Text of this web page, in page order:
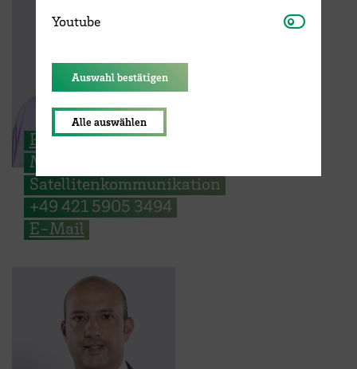
Prof. Dr. Sören Peik
Mikrowellentechnik und
Satellitenkommunikation
+49 421 5905 3494
E-Mail
Youtube Youtube
Auswahl bestätigen
Alle auswählen